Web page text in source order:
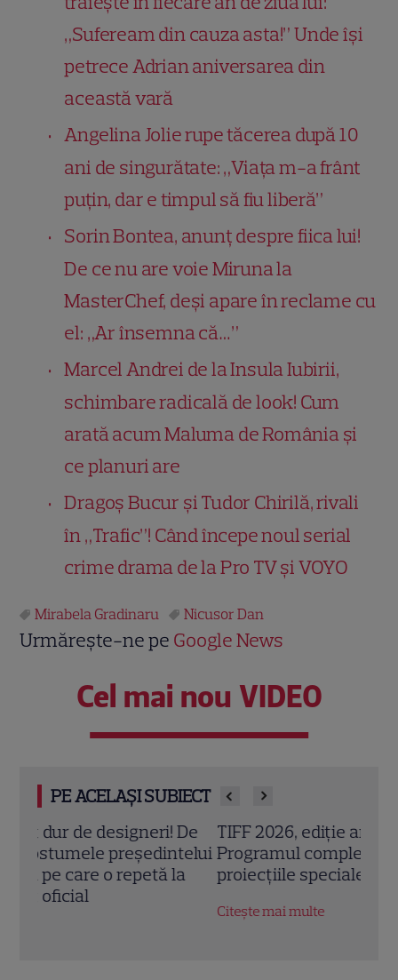
„Sufeream din cauza asta!” Unde își
petrece Adrian aniversarea din
această vară
Angelina Jolie rupe tăcerea după 10
ani de singurătate: „Viața m-a frânt
puțin, dar e timpul să fiu liberă”
Sorin Bontea, anunț despre fiica lui!
De ce nu are voie Miruna la
MasterChef, deși apare în reclame cu
el: „Ar însemna că…”
Marcel Andrei de la Insula Iubirii,
schimbare radicală de look! Cum
arată acum Maluma de România și
ce planuri are
Dragoș Bucur și Tudor Chirilă, rivali
în „Trafic”! Când începe noul serial
crime drama de la Pro TV și VOYO
Mirabela Gradinaru Nicusor Dan
Urmărește-ne pe Google News
Cel mai nou VIDEO
PE ACELAȘI SUBIECT
TIFF 2026, ediție aniversară la Cluj:
Programul complet, invitații speciali și
proiecțiile speciale